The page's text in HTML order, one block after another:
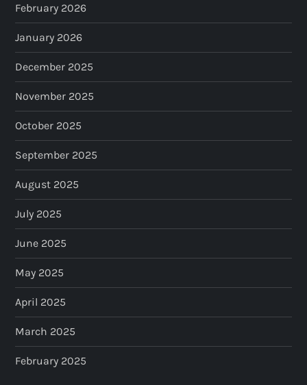
February 2026
January 2026
December 2025
November 2025
October 2025
September 2025
August 2025
July 2025
June 2025
May 2025
April 2025
March 2025
February 2025